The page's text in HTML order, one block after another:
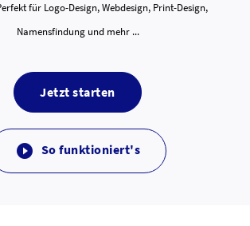
für Logo-Design, Webdesign, Print-Design,
Namensfindung und mehr ...
Jetzt starten
 So funktioniert's